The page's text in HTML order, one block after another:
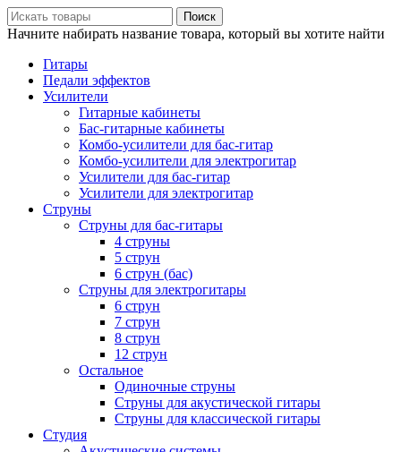
Поиск
Начните набирать название товара, который вы хотите найти
Гитары
Педали эффектов
Усилители
Гитарные кабинеты
Бас-гитарные кабинеты
Комбо-усилители для бас-гитар
Комбо-усилители для электрогитар
Усилители для бас-гитар
Усилители для электрогитар
Струны
Струны для бас-гитары
4 струны
5 струн
6 струн (бас)
Струны для электрогитары
6 струн
7 струн
8 струн
12 струн
Остальное
Одиночные струны
Струны для акустической гитары
Струны для классической гитары
Студия